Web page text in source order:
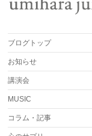
ブログトップ
お知らせ
講演会
MUSIC
コラム・記事